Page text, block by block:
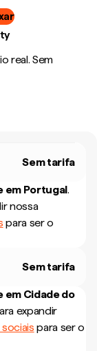
real. Sem
Sem tarifa
em Portugal.
nossa
para ser o
Sem tarifa
em Cidade do
expandir
para ser o